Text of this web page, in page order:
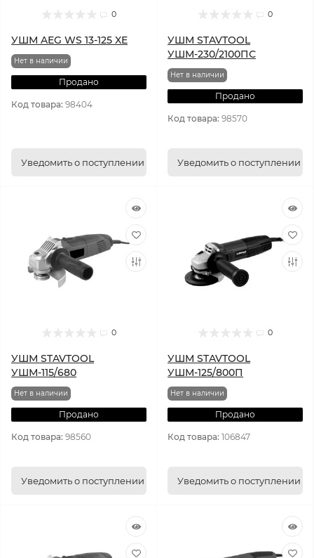
0
УШМ AEG WS 13-125 XE
Нет в наличии
Продано
Код товара: 98404
Уведомить о поступлении
0
УШМ STAVTOOL
УШМ-230/2100ПС
Нет в наличии
Продано
Код товара: 98570
Уведомить о поступлении
0
УШМ STAVTOOL
УШМ-115/680
Нет в наличии
Продано
Код товара: 98560
Уведомить о поступлении
0
УШМ STAVTOOL
УШМ-125/800П
Нет в наличии
Продано
Код товара: 106847
Уведомить о поступлении